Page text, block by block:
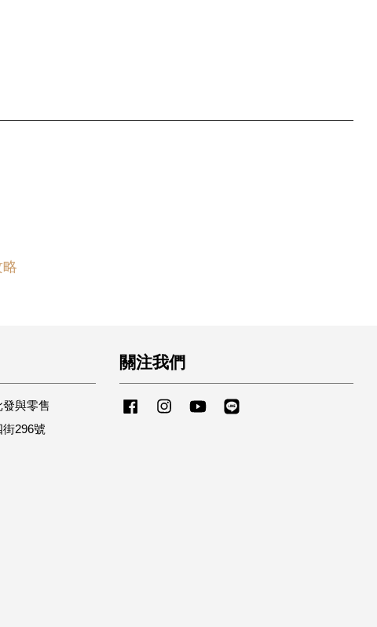
與零售
296號
關注我們
FacebookInstagramYouTube